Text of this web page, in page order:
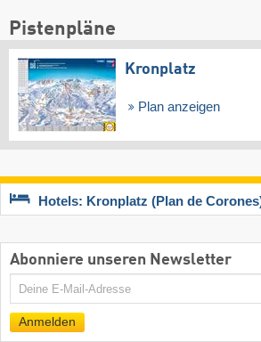
Pistenpläne
Kronplatz
Plan anzeigen
Hotels: Kronplatz (Plan de
Abonniere unseren Newsletter
E-
Mail
Anmelden